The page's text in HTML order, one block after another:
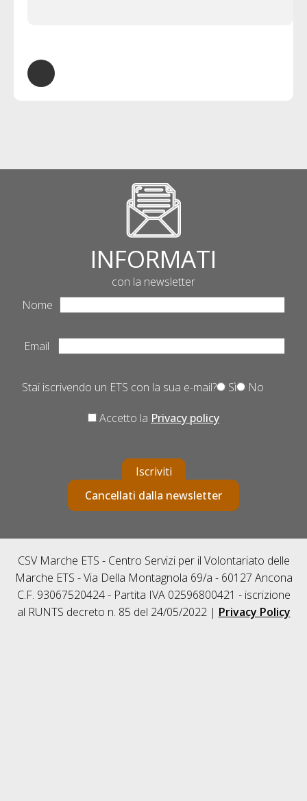
INFORMATI
con la newsletter
Nome
Email
Stai iscrivendo un ETS con la sua e-mail? Sì No
Accetto la Privacy policy
Iscriviti
Cancellati dalla newsletter
CSV Marche ETS - Centro Servizi per il Volontariato delle
Marche ETS - Via Della Montagnola 69/a - 60127 Ancona
C.F. 93067520424 - Partita IVA 02596800421 - iscrizione
al RUNTS decreto n. 85 del 24/05/2022 | Privacy Policy